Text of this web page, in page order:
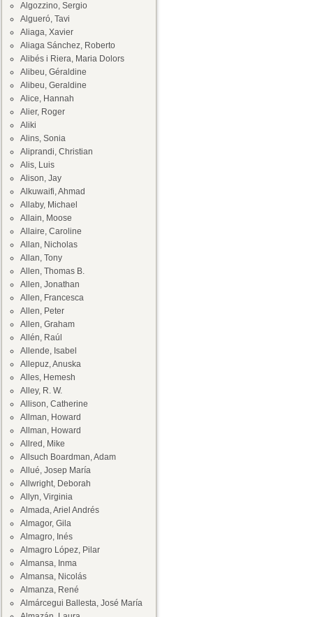
Algozzino, Sergio
Algueró, Tavi
Aliaga, Xavier
Aliaga Sánchez, Roberto
Alibés i Riera, Maria Dolors
Alibeu, Géraldine
Alibeu, Geraldine
Alice, Hannah
Alier, Roger
Aliki
Alins, Sonia
Aliprandi, Christian
Alis, Luis
Alison, Jay
Alkuwaifi, Ahmad
Allaby, Michael
Allain, Moose
Allaire, Caroline
Allan, Nicholas
Allan, Tony
Allen, Thomas B.
Allen, Jonathan
Allen, Francesca
Allen, Peter
Allen, Graham
Allén, Raúl
Allende, Isabel
Allepuz, Anuska
Alles, Hemesh
Alley, R. W.
Allison, Catherine
Allman, Howard
Allman, Howard
Allred, Mike
Allsuch Boardman, Adam
Allué, Josep María
Allwright, Deborah
Allyn, Virginia
Almada, Ariel Andrés
Almagor, Gila
Almagro, Inés
Almagro López, Pilar
Almansa, Inma
Almansa, Nicolás
Almanza, René
Almárcegui Ballesta, José María